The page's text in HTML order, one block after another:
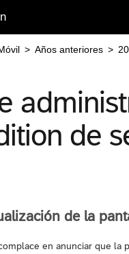
> Años anteriores >
de
de la
en anunciar que la